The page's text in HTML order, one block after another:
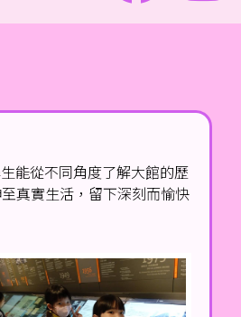
能從不同角度了解大館的歷
真實生活，留下深刻而愉快